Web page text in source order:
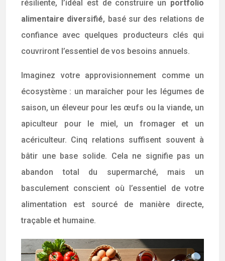
résiliente, l’idéal est de construire un portfolio
alimentaire diversifié, basé sur des relations de
confiance avec quelques producteurs clés qui
couvriront l’essentiel de vos besoins annuels.
Imaginez votre approvisionnement comme un
écosystème : un maraîcher pour les légumes de
saison, un éleveur pour les œufs ou la viande, un
apiculteur pour le miel, un fromager et un
acériculteur. Cinq relations suffisent souvent à
bâtir une base solide. Cela ne signifie pas un
abandon total du supermarché, mais un
basculement conscient où l’essentiel de votre
alimentation est sourcé de manière directe,
traçable et humaine.